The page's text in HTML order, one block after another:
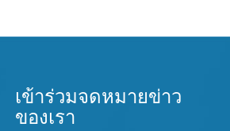
เข้าร่วมจดหมายข่าว
ของเรา